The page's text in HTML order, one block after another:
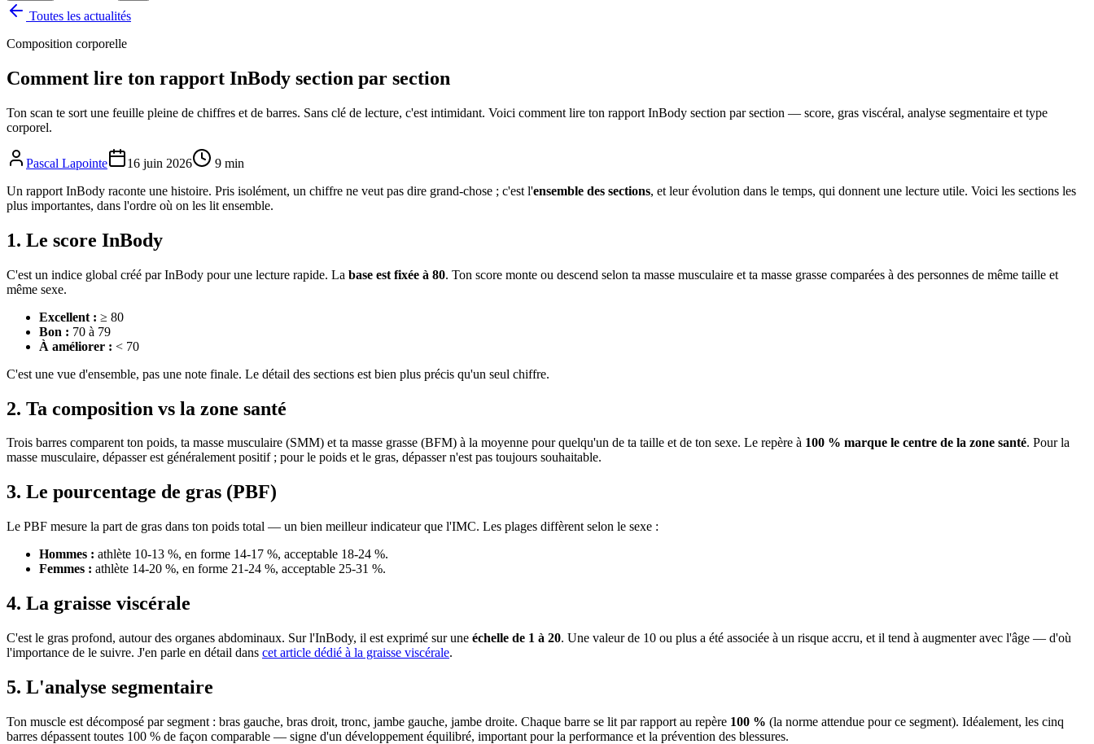
Toutes les actualités
Composition corporelle
Comment lire ton rapport InBody section par section
Ton scan te sort une feuille pleine de chiffres et de barres. Sans clé de lecture, c'est intimidant. Voici comment lire ton rapport InBody section par section — score, gras viscéral, analyse segmentaire et type
corporel.
Pascal Lapointe 16 juin 2026 9 min
Un rapport InBody raconte une histoire. Pris isolément, un chiffre ne veut pas dire grand-chose ; c'est l'ensemble des sections, et leur évolution dans le temps, qui donnent une lecture utile. Voici les sections les
plus importantes, dans l'ordre où on les lit ensemble.
1. Le score InBody
C'est un indice global créé par InBody pour une lecture rapide. La base est fixée à 80. Ton score monte ou descend selon ta masse musculaire et ta masse grasse comparées à des personnes de même taille et
même sexe.
Excellent : ≥ 80
Bon : 70 à 79
À améliorer : < 70
C'est une vue d'ensemble, pas une note finale. Le détail des sections est bien plus précis qu'un seul chiffre.
2. Ta composition vs la zone santé
Trois barres comparent ton poids, ta masse musculaire (SMM) et ta masse grasse (BFM) à la moyenne pour quelqu'un de ta taille et de ton sexe. Le repère à 100 % marque le centre de la zone santé. Pour la
masse musculaire, dépasser est généralement positif ; pour le poids et le gras, dépasser n'est pas toujours souhaitable.
3. Le pourcentage de gras (PBF)
Le PBF mesure la part de gras dans ton poids total — un bien meilleur indicateur que l'IMC. Les plages diffèrent selon le sexe :
Hommes : athlète 10-13 %, en forme 14-17 %, acceptable 18-24 %.
Femmes : athlète 14-20 %, en forme 21-24 %, acceptable 25-31 %.
4. La graisse viscérale
C'est le gras profond, autour des organes abdominaux. Sur l'InBody, il est exprimé sur une échelle de 1 à 20. Une valeur de 10 ou plus a été associée à un risque accru, et il tend à augmenter avec l'âge — d'où
l'importance de le suivre. J'en parle en détail dans cet article dédié à la graisse viscérale.
5. L'analyse segmentaire
Ton muscle est décomposé par segment : bras gauche, bras droit, tronc, jambe gauche, jambe droite. Chaque barre se lit par rapport au repère 100 % (la norme attendue pour ce segment). Idéalement, les cinq
barres dépassent toutes 100 % de façon comparable — signe d'un développement équilibré, important pour la performance et la prévention des blessures.